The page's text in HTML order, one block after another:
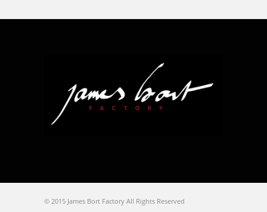
© 2015 James Bort Factory All Rights Reserved